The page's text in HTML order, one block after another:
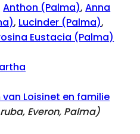
Anthon (Palma),Anna
, Lucinder (Palma),
Eustacia (Palma)
Loisinet en familie
Everon, Palma)